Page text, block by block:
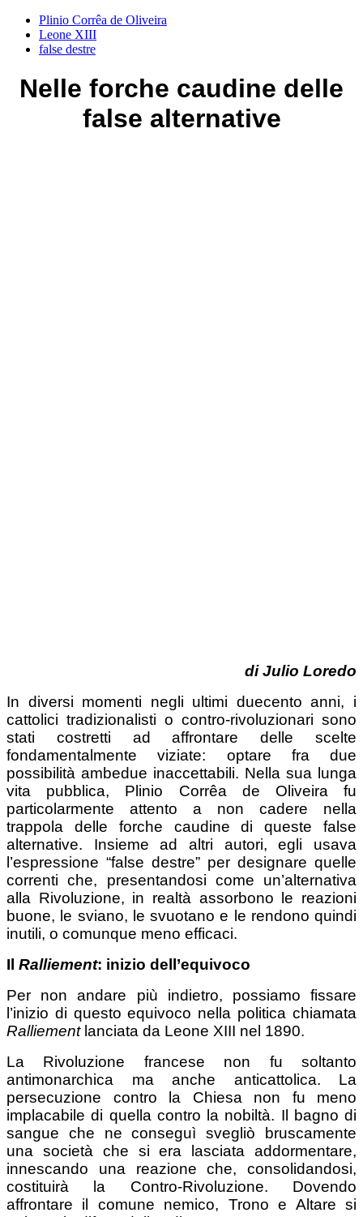
Plinio Corrêa de Oliveira
Leone XIII
false destre
Nelle forche caudine delle
false alternative
di Julio Loredo
In diversi momenti negli ultimi duecento anni, i
cattolici tradizionalisti o contro-rivoluzionari sono
stati costretti ad affrontare delle scelte
fondamentalmente viziate: optare fra due
possibilità ambedue inaccettabili. Nella sua lunga
vita pubblica, Plinio Corrêa de Oliveira fu
particolarmente attento a non cadere nella
trappola delle forche caudine di queste false
alternative. Insieme ad altri autori, egli usava
l’espressione “false destre” per designare quelle
correnti che, presentandosi come un’alternativa
alla Rivoluzione, in realtà assorbono le reazioni
buone, le sviano, le svuotano e le rendono quindi
inutili, o comunque meno efficaci.
Il Ralliement: inizio dell’equivoco
Per non andare più indietro, possiamo fissare
l’inizio di questo equivoco nella politica chiamata
Ralliementlanciata da Leone XIII nel 1890.
La Rivoluzione francese non fu soltanto
antimonarchica ma anche anticattolica. La
persecuzione contro la Chiesa non fu meno
implacabile di quella contro la nobiltà. Il bagno di
sangue che ne conseguì svegliò bruscamente
una società che si era lasciata addormentare,
innescando una reazione che, consolidandosi,
costituirà la Contro-Rivoluzione. Dovendo
affrontare il comune nemico, Trono e Altare si